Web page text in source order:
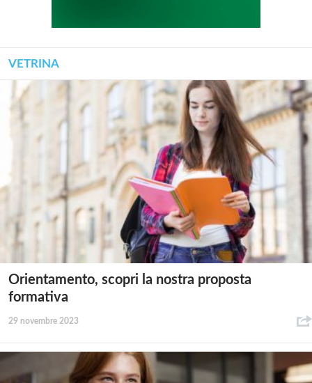
VETRINA
Orientamento, scopri la nostra proposta
formativa
29 novembre 2023